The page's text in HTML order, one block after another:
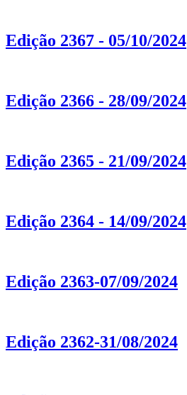
Edição 2367 - 05/10/2024
Edição 2366 - 28/09/2024
Edição 2365 - 21/09/2024
Edição 2364 - 14/09/2024
Edição 2363-07/09/2024
Edição 2362-31/08/2024